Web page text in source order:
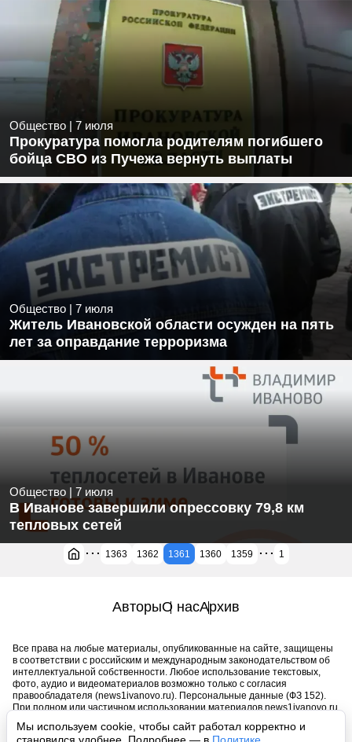
Мы используем cookie, чтобы сайт работал корректно и
Общество | 7 июля
Прокуратура помогла родителям погибшего
бойца СВО из Пучежа вернуть выплаты
Общество | 7 июля
Житель Ивановской области осужден на пять
лет за оправдание терроризма
Общество | 7 июля
В Иванове завершили опрессовку 79,8 км
тепловых сетей
... 1363 1362 1361 1360 1359 ... 1
АвторыО насАрхив
Все права на любые материалы, опубликованные на сайте, защищены
в соответствии с российским и международным законодательством об
интеллектуальной собственности. Любое использование текстовых,
фото, аудио и видеоматериалов возможно только с согласия
правообладателя (news1ivanovo.ru). Персональные данные (ФЗ 152).
При полном или частичном использовании материалов news1ivanovo.ru
обязательна. Запрещено для детей. Оригинал текста: